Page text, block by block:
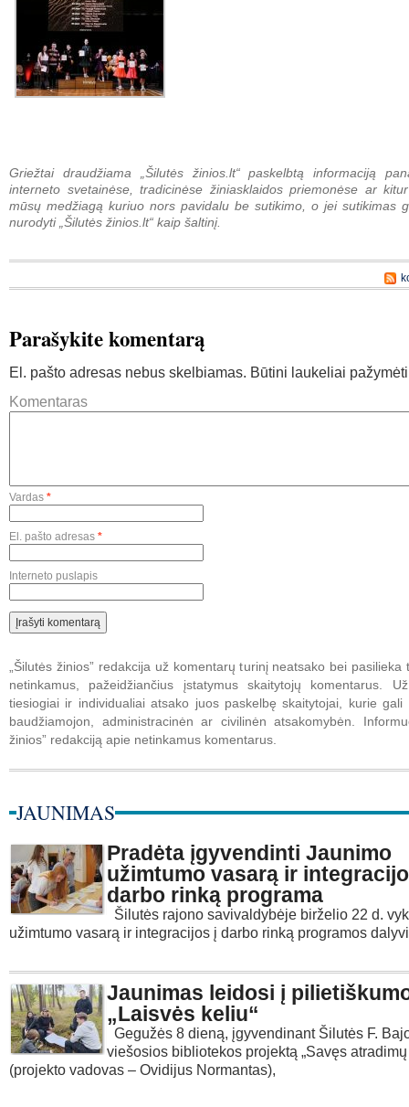
Griežtai draudžiama „Šilutės žinios.lt“ paskelbtą informaciją
interneto svetainėse, tradicinėse žiniasklaidos priemonėse ar
mūsų medžiagą kuriuo nors pavidalu be sutikimo, o jei sutikimas
nurodyti „Šilutės žinios.lt“ kaip šaltinį.
Parašykite komentarą
El. pašto adresas nebus skelbiamas. Būtini laukeliai
Komentaras
Vardas *
El. pašto adresas *
Interneto puslapis
„Šilutės žinios” redakcija už komentarų turinį neatsako bei pasilieka
netinkamus, pažeidžiančius įstatymus skaitytojų komentarus.
tiesiogiai ir individualiai atsako juos paskelbę skaitytojai, kurie gali
baudžiamojon, administracinėn ar civilinėn atsakomybėn.
žinios” redakciją apie netinkamus komentarus.
JAUNIMAS
Pradėta įgyvendinti Jaunimo
užimtumo vasarą ir
darbo rinką programa
Šilutės rajono savivaldybėje birželio 22 d.
užimtumo vasarą ir integracijos į darbo rinką programos
Jaunimas leidosi į
„Laisvės keliu“
Gegužės 8 dieną, įgyvendinant Šilutės F.
viešosios bibliotekos projektą „Savęs
(projekto vadovas – Ovidijus Normantas),